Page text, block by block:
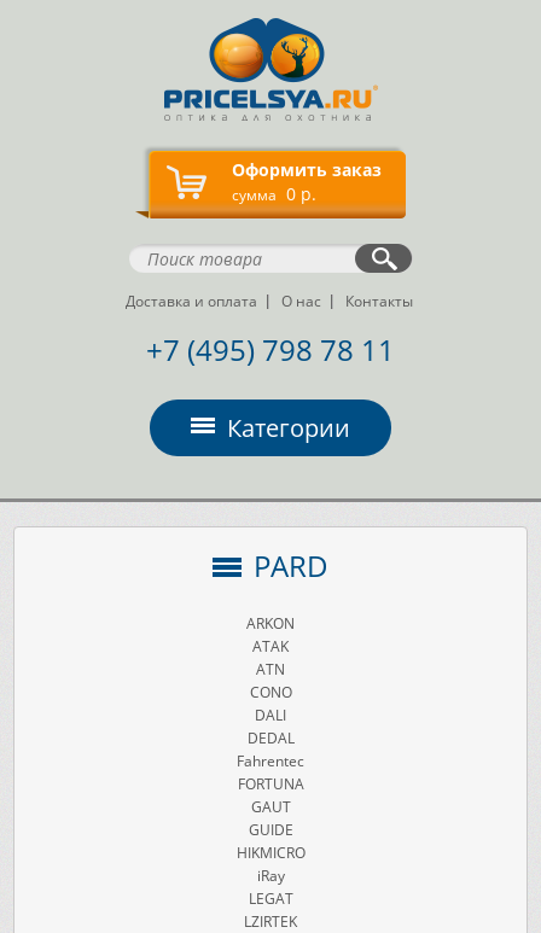
Оформить заказ
сумма 0 р.
Доставка и оплата О нас Контакты
+7 (495) 798 78 11
Категории
PARD
ARKON
ATAK
ATN
CONO
DALI
DEDAL
Fahrentec
FORTUNA
GAUT
GUIDE
HIKMICRO
iRay
LEGAT
LZIRTEK